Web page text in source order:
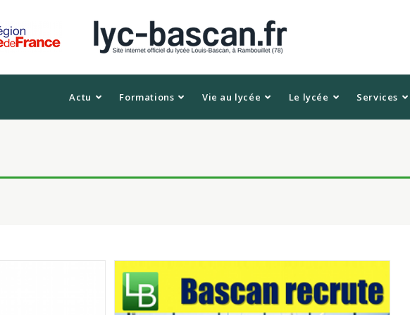
Actu Formations Vie au lycée Le lycée Services